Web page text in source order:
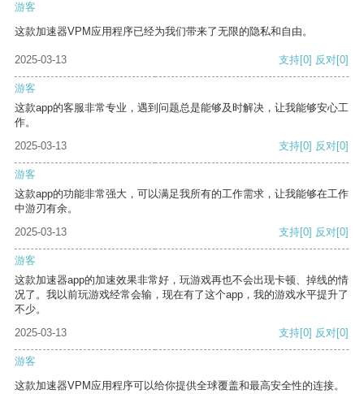
游客
这款加速器VPM应用程序已经为我们带来了无限的隐私和自由。
2025-03-13 支持[0] 反对[0]
游客
这款app的客服非常专业，遇到问题总是能够及时解决，让我能够安心工
作。
2025-03-13
支持[0] 反对[0]
游客
这款app的功能非常强大，可以满足我所有的工作需求，让我能够在工作
中游刃有余。
2025-03-13
支持[0] 反对[0]
游客
这款加速器app的加速效果非常好，玩游戏再也不会出现卡顿、掉线的情
况了。我以前玩游戏经常会输，现在有了这个app，我的游戏水平提升了
不少。
2025-03-13
支持[0] 反对[0]
游客
这款加速器VPM应用程序可以给你提供全球覆盖和最高安全性的连接。